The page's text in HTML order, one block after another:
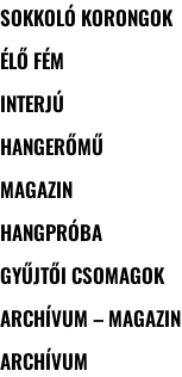
SOKKOLÓ KORONGOK
ÉLŐ FÉM
INTERJÚ
HANGERŐMŰ
MAGAZIN
HANGPRÓBA
GYŰJTŐI CSOMAGOK
ARCHÍVUM – MAGAZIN
ARCHÍVUM